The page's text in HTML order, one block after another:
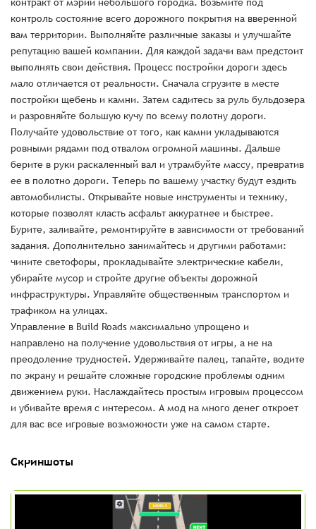
контроль состояние всего дорожного покрытия на вверенной
вам территории. Выполняйте различные заказы и улучшайте
репутацию вашей компании. Для каждой задачи вам предстоит
выполнять свои действия. Процесс постройки дороги здесь
мало отличается от реальности. Сначала сгрузите в месте
постройки щебень и камни. Затем садитесь за руль бульдозера
и разровняйте большую кучу по всему полотну дороги.
Получайте удовольствие от того, как камни укладываются
ровными рядами под отвалом огромной машины. Дальше
берите в руки раскаленный вал и утрамбуйте массу, превратив
ее в полотно дороги. Теперь по вашему участку будут ездить
автомобилисты. Открывайте новые инструменты и технику,
которые позволят класть асфальт аккуратнее и быстрее.
Бурите, заливайте, ремонтируйте в зависимости от требований
задания. Дополнительно занимайтесь и другими работами:
чините светофоры, прокладывайте электрические кабели,
убирайте мусор и стройте другие объекты дорожной
инфраструктуры. Управляйте общественным транспортом и
трафиком на улицах.
Управление в Build Roads максимально упрощено и
направлено на получение удовольствия от игры, а не на
преодоление трудностей. Удерживайте палец, тапайте, водите
по экрану и решайте сложные городские проблемы одним
движением руки. Наслаждайтесь простым игровым процессом
и убивайте время с интересом. А мод на много денег откроет
для вас все игровые возможности уже на самом старте.
Скриншоты